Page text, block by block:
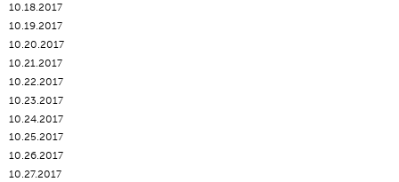
10.18.2017
10.19.2017
10.20.2017
10.21.2017
10.22.2017
10.23.2017
10.24.2017
10.25.2017
10.26.2017
10.27.2017